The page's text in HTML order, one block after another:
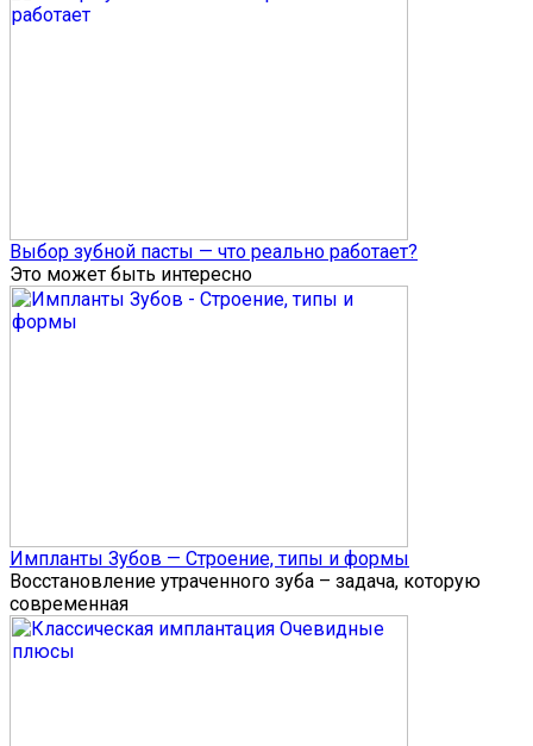
Выбор зубной пасты — что реально работает?
Это может быть интересно
Импланты Зубов — Строение, типы и формы
Восстановление утраченного зуба – задача, которую
современная